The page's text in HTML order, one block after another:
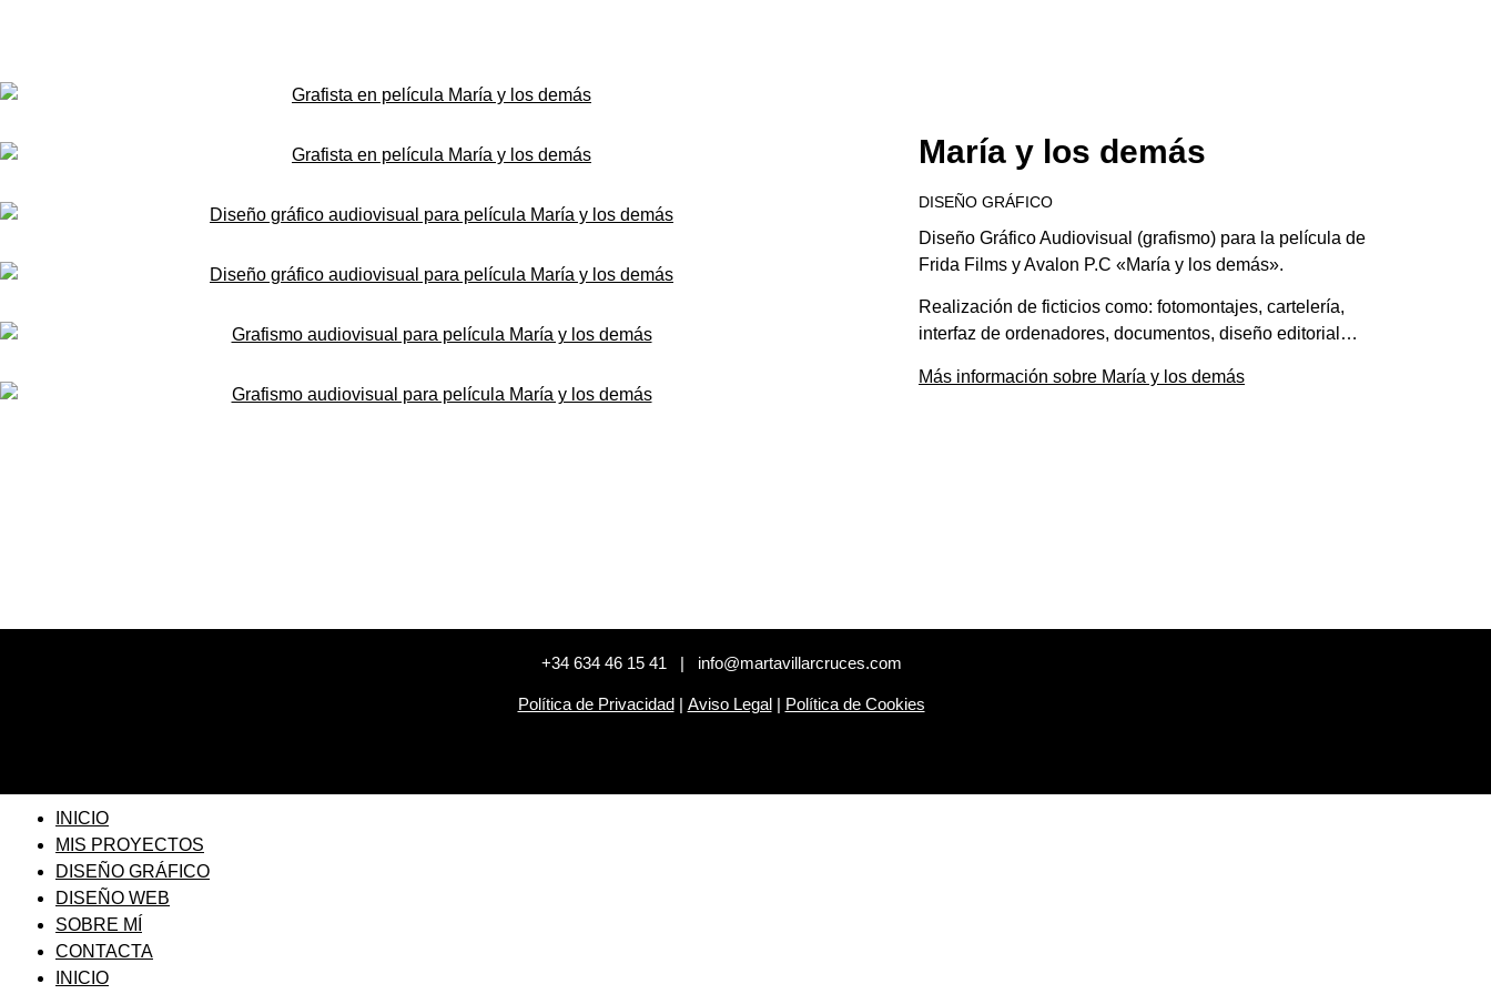
María y los demás
DISEÑO GRÁFICO
Diseño Gráfico Audiovisual (grafismo) para la película de
Frida Films y Avalon P.C «María y los demás».
Realización de ficticios como: fotomontajes, cartelería,
interfaz de ordenadores, documentos, diseño editorial…
Más información sobre María y los demás
+34 634 46 15 41 | info@martavillarcruces.com
Política de Privacidad| Aviso Legal| Política de Cookies
INICIO
MIS PROYECTOS
DISEÑO GRÁFICO
DISEÑO WEB
SOBRE MÍ
CONTACTA
INICIO